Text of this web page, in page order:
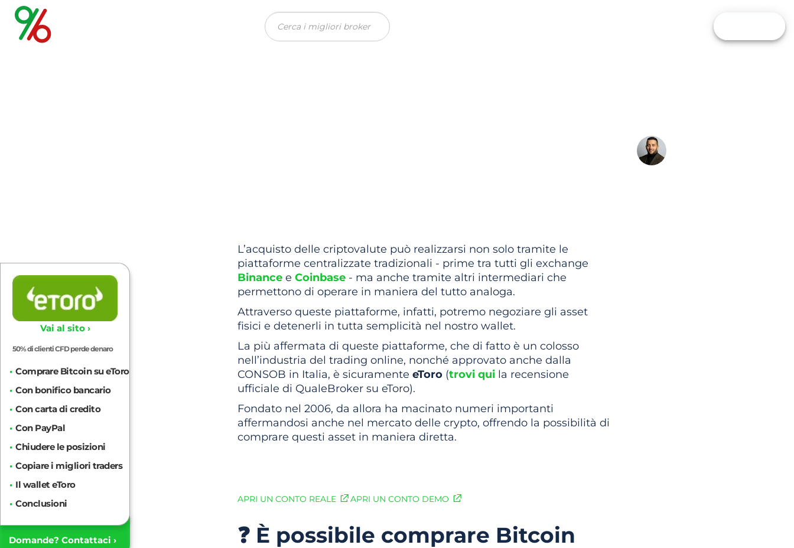
L’acquisto delle criptovalute può realizzarsi non solo tramite le
piattaforme centralizzate tradizionali - prime tra tutti gli exchange
Binance e Coinbase - ma anche tramite altri intermediari che
permettono di operare in maniera del tutto analoga.
Attraverso queste piattaforme, infatti, potremo negoziare gli asset
fisici e detenerli in tutta semplicità nel nostro wallet.
La più affermata di queste piattaforme, che di fatto è un colosso
nell’industria del trading online, nonché approvato anche dalla
CONSOB in Italia, è sicuramente eToro (trovi qui la recensione
ufficiale di QualeBroker su eToro).
Fondato nel 2006, da allora ha macinato numeri importanti
affermandosi anche nel mercato delle crypto, offrendo la possibilità di
comprare questi asset in maniera diretta.
APRI UN CONTO REALE APRI UN CONTO DEMO
❓ È possibile comprare Bitcoin
Vai al sito ›
50% di clienti CFD perde denaro
Comprare Bitcoin su eToro
Con bonifico bancario
Con carta di credito
Con PayPal
Chiudere le posizioni
Copiare i migliori traders
Il wallet eToro
Conclusioni
Domande? Contattaci ›